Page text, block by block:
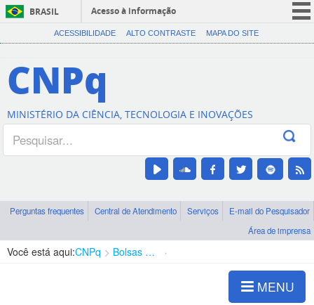
BRASIL
Acesso à informação
CORONAVÍRUS (COVID-19)
Canais
ACESSIBILIDADE ALTO CONTRASTE MAPA DO SITE
CNPq
MINISTÉRIO DA CIÊNCIA, TECNOLOGIA E INOVAÇÕES
Perguntas frequentes Central de Atendimento Serviços
E-mail do Pesquisador
Área de imprensa
Você está aqui:CNPq Bolsas e Auxílios Vigentes
MENU